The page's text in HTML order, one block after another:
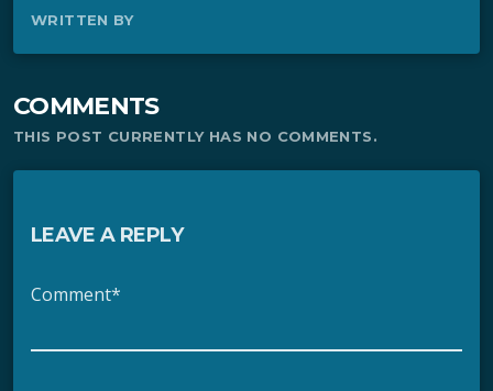
WRITTEN BY
COMMENTS
THIS POST CURRENTLY HAS NO COMMENTS.
LEAVE A REPLY
Comment*